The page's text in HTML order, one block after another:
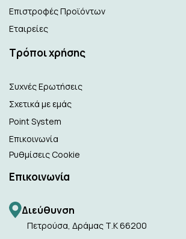
Επιστροφές Προϊόντων
Εταιρείες
Τρόποι χρήσης
Συχνές Ερωτήσεις
Σχετικά με εμάς
Point System
Επικοινωνία
Ρυθμίσεις Cookie
Επικοινωνία
Διεύθυνση
Πετρούσα, Δράμας Τ.Κ 66200